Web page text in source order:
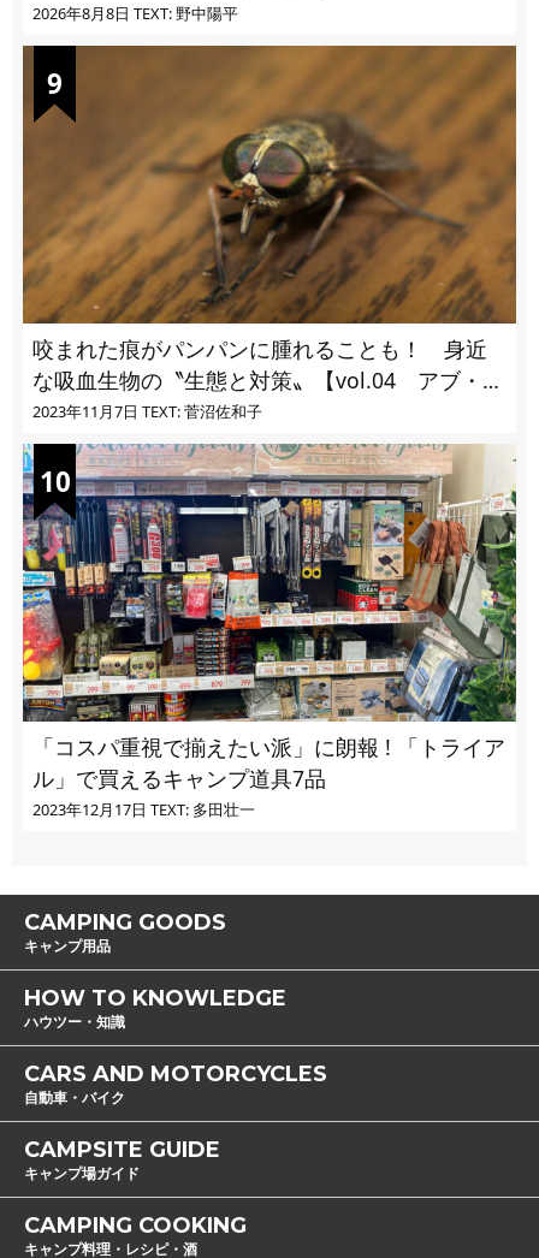
2026年8月8日 TEXT: 野中陽平
咬まれた痕がパンパンに腫れることも！ 身近
な吸血生物の〝生態と対策〟【vol.04 アブ・ブ
ユ・ヌカカ】
2023年11月7日 TEXT: 菅沼佐和子
「コスパ重視で揃えたい派」に朗報 ! 「トライア
ル」で買えるキャンプ道具7品
2023年12月17日 TEXT: 多田壮一
CAMPING GOODS
キャンプ用品
HOW TO KNOWLEDGE
ハウツー・知識
CARS AND MOTORCYCLES
自動車・バイク
CAMPSITE GUIDE
キャンプ場ガイド
CAMPING COOKING
キャンプ料理・レシピ・酒